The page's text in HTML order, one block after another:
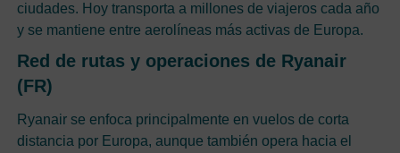
ciudades. Hoy transporta a millones de viajeros cada año
y se mantiene entre aerolíneas más activas de Europa.
Red de rutas y operaciones de Ryanair
(FR)
Ryanair se enfoca principalmente en vuelos de corta
distancia por Europa, aunque también opera hacia el